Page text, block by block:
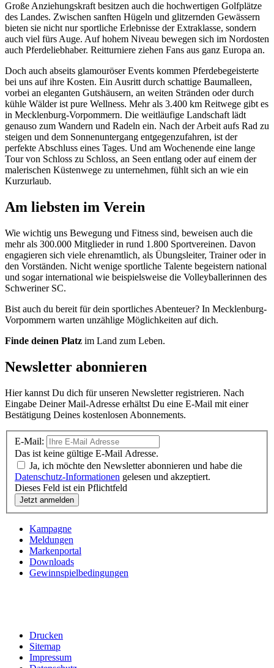
Große Anziehungskraft besitzen auch die hochwertigen Golfplätze
des Landes. Zwischen sanften Hügeln und glitzernden Gewässern
bieten sie nicht nur sportliche Erlebnisse der Extraklasse, sondern
auch viel fürs Auge. Auf hohem Niveau bewegen sich im Nordosten
auch Pferdeliebhaber. Reitturniere ziehen Fans aus ganz Europa an.
Doch auch abseits glamouröser Events kommen Pferdebegeisterte
bei uns auf ihre Kosten. Ein Ausritt durch schattige Baumalleen,
vorbei an eleganten Gutshäusern, an weiten Stränden oder durch
kühle Wälder ist pure Wellness. Mehr als 3.400 km Reitwege gibt es
in Mecklenburg-Vorpommern. Die weitläufige Landschaft lädt
genauso zum Wandern und Radeln ein. Nach der Arbeit aufs Rad zu
steigen und dem Sonnenuntergang entgegenzufahren, ist der
perfekte Abschluss eines Tages. Und am Wochenende eine lange
Tour von Schloss zu Schloss, an Seen entlang oder auf einem der
malerischen Küstenwege zu unternehmen, fühlt sich an wie ein
Kurzurlaub.
Am liebsten im Verein
Wie wichtig uns Bewegung und Fitness sind, beweisen auch die
mehr als 300.000 Mitglieder in rund 1.800 Sportvereinen. Davon
engagieren sich viele ehrenamtlich, als Übungsleiter, Trainer oder in
den Vorständen. Nicht wenige sportliche Talente begeistern national
und sogar international wie beispielsweise die Volleyballerinnen des
Schweriner SC.
Bist auch du bereit für dein sportliches Abenteuer? In Mecklenburg-
Vorpommern warten unzählige Möglichkeiten auf dich.
Finde deinen Platz im Land zum Leben.
Newsletter abonnieren
Hier kannst Du dich für unseren Newsletter registrieren. Nach
Eingabe Deiner Mail-Adresse erhältst Du eine E-Mail mit einer
Bestätigung Deines kostenlosen Abonnements.
E-Mail:
Das ist keine gültige E-Mail Adresse.
Ja, ich möchte den Newsletter abonnieren und habe die
Datenschutz-Informationen gelesen und akzeptiert.
Dieses Feld ist ein Pflichtfeld
Kampagne
Meldungen
Markenportal
Downloads
Gewinnspielbedingungen
Drucken
Sitemap
Impressum